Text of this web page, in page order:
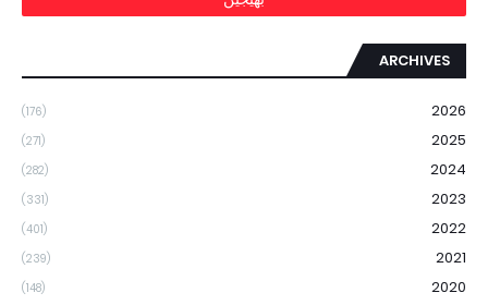
ARCHIVES
2026
(176)
2025
(271)
2024
(282)
2023
(331)
2022
(401)
2021
(239)
2020
(148)